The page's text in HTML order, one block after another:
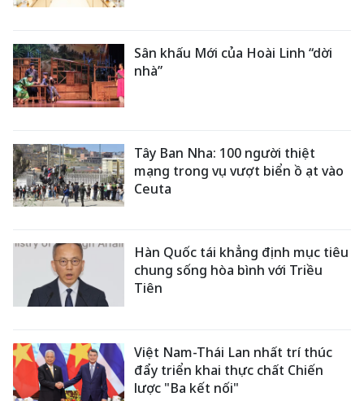
Sân khấu Mới của Hoài Linh “dời
nhà”
Tây Ban Nha: 100 người thiệt
mạng trong vụ vượt biển ồ ạt vào
Ceuta
Hàn Quốc tái khẳng định mục tiêu
chung sống hòa bình với Triều
Tiên
Việt Nam-Thái Lan nhất trí thúc
đẩy triển khai thực chất Chiến
lược "Ba kết nối"